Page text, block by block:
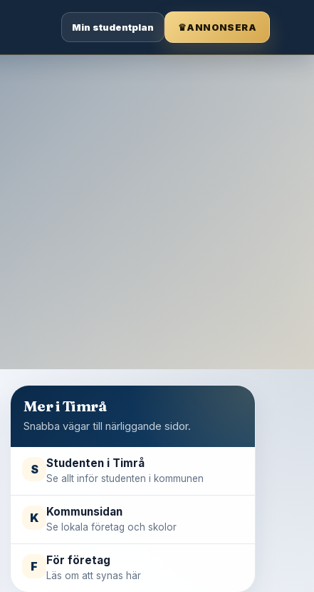
Min studentplan ♛ANNONSERA
Mer i Timrå
Snabba vägar till närliggande sidor.
S Studenten i Timrå
Se allt inför studenten i kommunen
K Kommunsidan
Se lokala företag och skolor
F För företag
Läs om att synas här